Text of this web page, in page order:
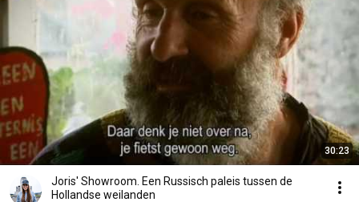
30:23
Joris' Showroom. Een Russisch paleis tussen de
Hollandse weilanden